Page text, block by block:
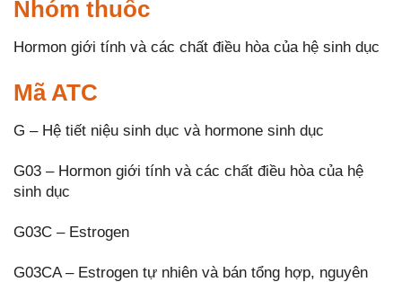
Nhóm thuốc
Hormon giới tính và các chất điều hòa của hệ sinh dục
Mã ATC
G – Hệ tiết niệu sinh dục và hormone sinh dục
G03 – Hormon giới tính và các chất điều hòa của hệ
sinh dục
G03C – Estrogen
G03CA – Estrogen tự nhiên và bán tổng hợp, nguyên